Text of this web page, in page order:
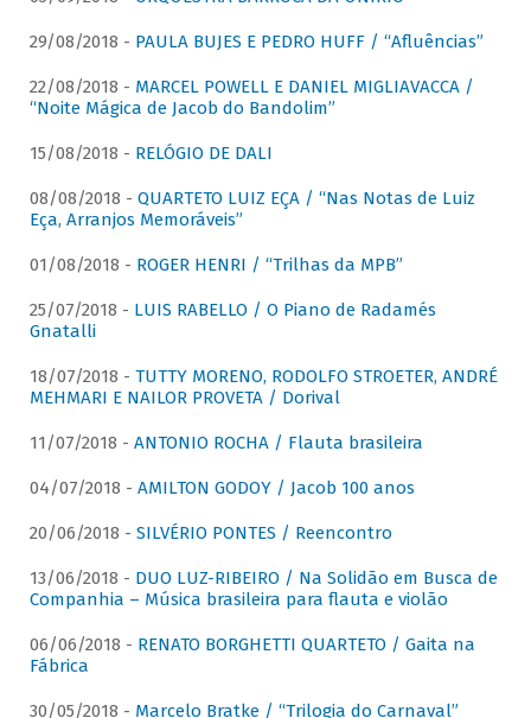
29/08/2018 - PAULA BUJES E PEDRO HUFF / “Afluências”
22/08/2018 - MARCEL POWELL E DANIEL MIGLIAVACCA /
“Noite Mágica de Jacob do Bandolim”
15/08/2018 - RELÓGIO DE DALI
08/08/2018 - QUARTETO LUIZ EÇA / “Nas Notas de Luiz
Eça, Arranjos Memoráveis”
01/08/2018 - ROGER HENRI / “Trilhas da MPB”
25/07/2018 - LUIS RABELLO / O Piano de Radamés
Gnatalli
18/07/2018 - TUTTY MORENO, RODOLFO STROETER, ANDRÉ
MEHMARI E NAILOR PROVETA / Dorival
11/07/2018 - ANTONIO ROCHA / Flauta brasileira
04/07/2018 - AMILTON GODOY / Jacob 100 anos
20/06/2018 - SILVÉRIO PONTES / Reencontro
13/06/2018 - DUO LUZ-RIBEIRO / Na Solidão em Busca de
Companhia – Música brasileira para flauta e violão
06/06/2018 - RENATO BORGHETTI QUARTETO / Gaita na
Fábrica
30/05/2018 - Marcelo Bratke / “Trilogia do Carnaval”